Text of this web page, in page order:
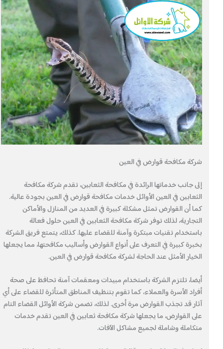
شركة مكافحة قوارض في العين
إلى جانب خدماتها الرائدة في مكافحة الثعابين، تقدم شركة مكافحة
الثعابين في العين الأوائل خدمات مكافحة قوارض في العين بجودة عالية.
كما أن القوارض تمثل مشكلة كبيرة في العديد من المنازل والأماكن
التجارية، لذلك توفر شركة مكافحة الثعابين في العين حلول فعالة
باستخدام تقنيات مبتكرة وآمنة للقضاء عليها. كذلك، يتمتع فريق الشركة
بخبرة كبيرة في التعرف على أنواع القوارض وأساليب مكافحتها، مما يجعلها
الخيار الأمثل عند الحاجة لشركة مكافحة قوارض في العين.
أيضا، تلتزم الشركة باستخدام مبيدات ومعقمات آمنة تحافظ على صحة
أفراد الأسرة والعملاء، كما تقوم بتنظيف المناطق المتأثرة للقضاء على أي
آثار قد تجذب القوارض مرة أخرى. لذلك، تضمن شركة الأوائل القضاء التام
على القوارض، ما يجعلها شركة مكافحة ثعابين في العين تقدم خدمات
متكاملة وشاملة لجميع مشاكل الآفات.